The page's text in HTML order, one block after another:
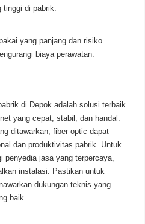
tinggi di pabrik.
yang panjang dan risiko
biaya perawatan.
di Depok adalah solusi terbaik
yang cepat, stabil, dan handal.
ditawarkan, fiber optic dapat
dan produktivitas pabrik. Untuk
penyedia jasa yang terpercaya,
instalasi. Pastikan untuk
dukungan teknis yang
baik.